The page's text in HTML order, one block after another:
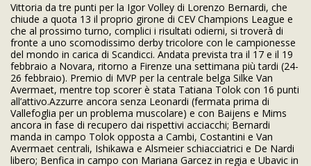
Vittoria da tre punti per la Igor Volley di Lorenzo Bernardi, che
chiude a quota 13 il proprio girone di CEV Champions League e
che al prossimo turno, complici i risultati odierni, si troverà di
fronte a uno scomodissimo derby tricolore con le campionesse
del mondo in carica di Scandicci. Andata prevista tra il 17 e il 19
febbraio a Novara, ritorno a Firenze una settimana più tardi (24-
26 febbraio). Premio di MVP per la centrale belga Silke Van
Avermaet, mentre top scorer è stata Tatiana Tolok con 16 punti
all’attivo.Azzurre ancora senza Leonardi (fermata prima di
Vallefoglia per un problema muscolare) e con Baijens e Mims
ancora in fase di recupero dai rispettivi acciacchi; Bernardi
manda in campo Tolok opposta a Cambi, Costantini e Van
Avermaet centrali, Ishikawa e Alsmeier schiacciatrici e De Nardi
libero; Benfica in campo con Mariana Garcez in regia e Ubavic in